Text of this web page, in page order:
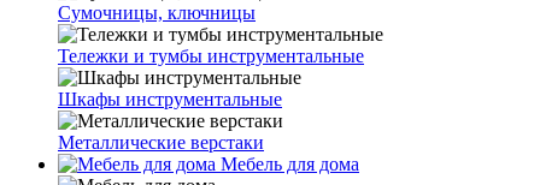
Сумочницы, ключницы
Тележки и тумбы инструментальные
Шкафы инструментальные
Металлические верстаки
Мебель для дома